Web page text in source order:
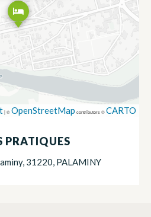
|©OpenStreetMap contributors ©CARTO
31220, PALAMINY